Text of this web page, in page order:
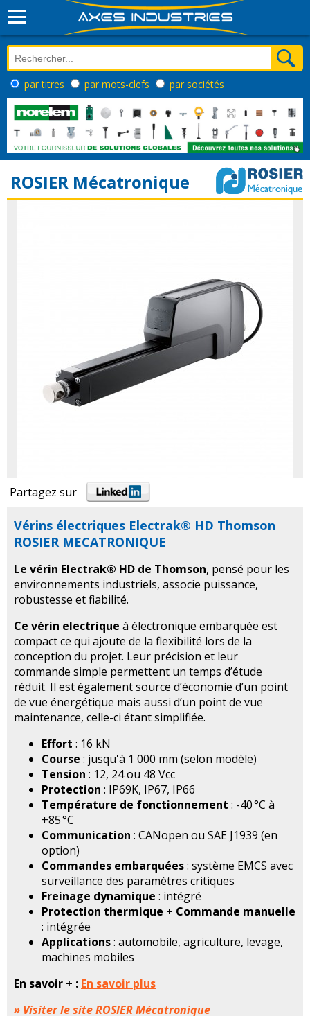
par titres par mots-clefs par sociétés
ROSIER Mécatronique
Partagez sur
Vérins électriques Electrak® HD Thomson
ROSIER MECATRONIQUE
Le vérin Electrak® HD de Thomson, pensé pour les
environnements industriels, associe puissance,
robustesse et fiabilité.
Ce vérin electrique à électronique embarquée est
compact ce qui ajoute de la flexibilité lors de la
conception du projet. Leur précision et leur
commande simple permettent un temps d’étude
réduit. Il est également source d’économie d’un point
de vue énergétique mais aussi d’un point de vue
maintenance, celle-ci étant simplifiée.
Effort : 16 kN
Course : jusqu'à 1 000 mm (selon modèle)
Tension : 12, 24 ou 48 Vcc
Protection : IP69K, IP67, IP66
Température de fonctionnement : -40 °C à
+85 °C
Communication : CANopen ou SAE J1939 (en
option)
Commandes embarquées: système EMCS avec
surveillance des paramètres critiques
Freinage dynamique : intégré
Protection thermique + Commande manuelle
: intégrée
Applications: automobile, agriculture, levage,
machines mobiles
En savoir + : En savoir plus
» Visiter le site ROSIER Mécatronique